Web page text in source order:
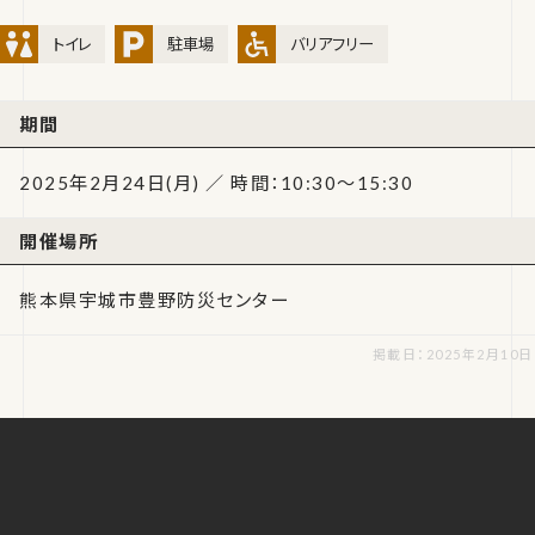
トイレ 駐車場 バリアフリー
期間
2025年2月24日(月) ／ 時間：10:30～15:30
開催場所
熊本県宇城市豊野防災センター
掲載日：2025年2月10日